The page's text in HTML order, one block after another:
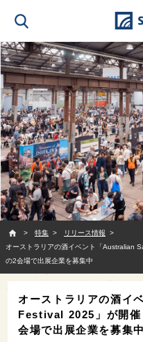
特集
リリース情報
オーストラリアの酒イベント「Australian
の2会場で出展企業を募集中
オーストラリアの酒
Festival 2025」が開催
会場で出展企業を募集中